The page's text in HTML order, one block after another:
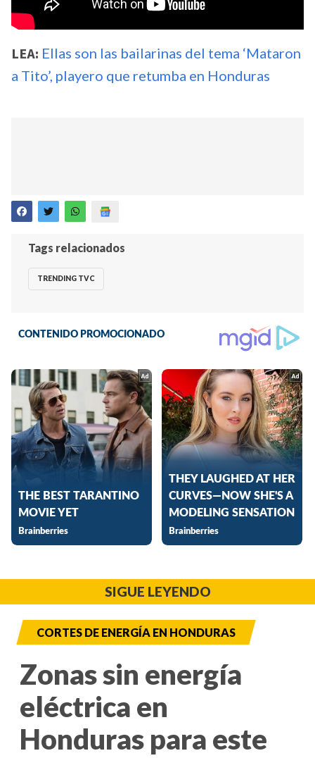
LEA: Ellas son las bailarinas del tema ‘Mataron
a Tito’, playero que retumba en Honduras
Tags relacionados
TRENDING TVC
SIGUE LEYENDO
CORTES DE ENERGÍA EN HONDURAS
Zonas sin energía
eléctrica en
Honduras para este